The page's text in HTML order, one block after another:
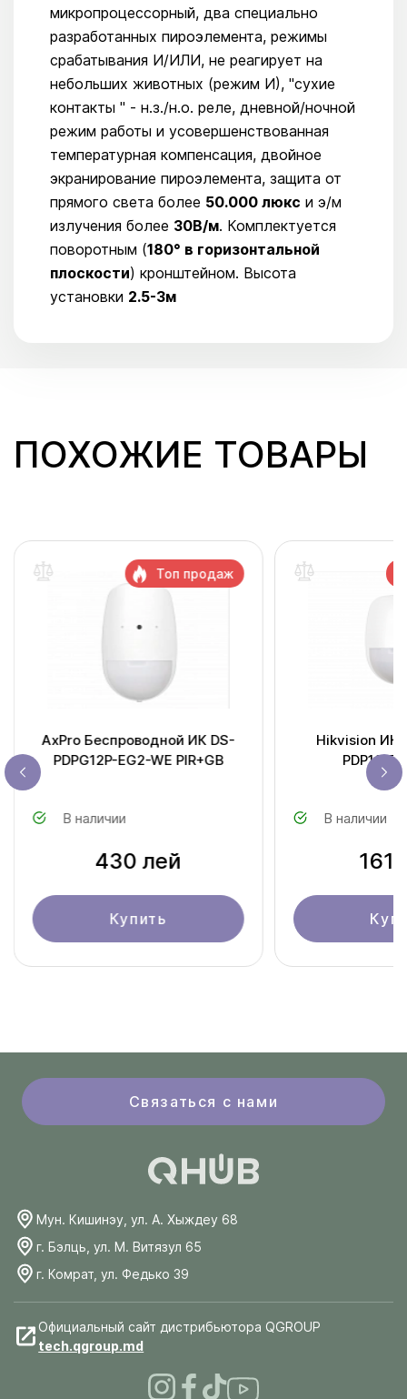
микропроцессорный, два специально
разработанных пироэлемента, режимы
срабатывания И/ИЛИ, не реагирует на
небольших животных (режим И), "сухие
контакты " - н.з./н.о. реле, дневной/ночной
режим работы и усовершенствованная
температурная компенсация, двойное
экранирование пироэлемента, защита от
прямого света более 50.000 люкс и э/м
излучения более 30В/м. Комплектуется
поворотным (180° в горизонтальной
плоскости) кронштейном. Высота
установки 2.5-3м
ПОХОЖИЕ ТОВАРЫ
AxPro Беспроводной ИК DS-
PDPG12P-EG2-WE PIR+GB
В наличии
430 лей
Купить
Топ продаж
Hikvision ИК-
PDP18-
В наличии
161
Связаться с нами
Мун. Кишинэу, ул. А. Хыждеу 68
г. Бэлць, ул. М. Витязул 65
г. Комрат, ул. Федько 39
Официальный сайт дистрибьютора QGROUP
tech.qgroup.md